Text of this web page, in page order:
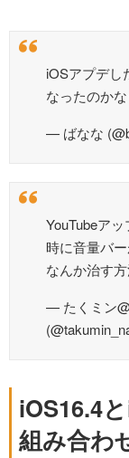
iOSアプデし
なったのか
— ばなな
YouTubeア
時に音量バ
なんか治す
— たくミン
iOS16.4
組み合わ